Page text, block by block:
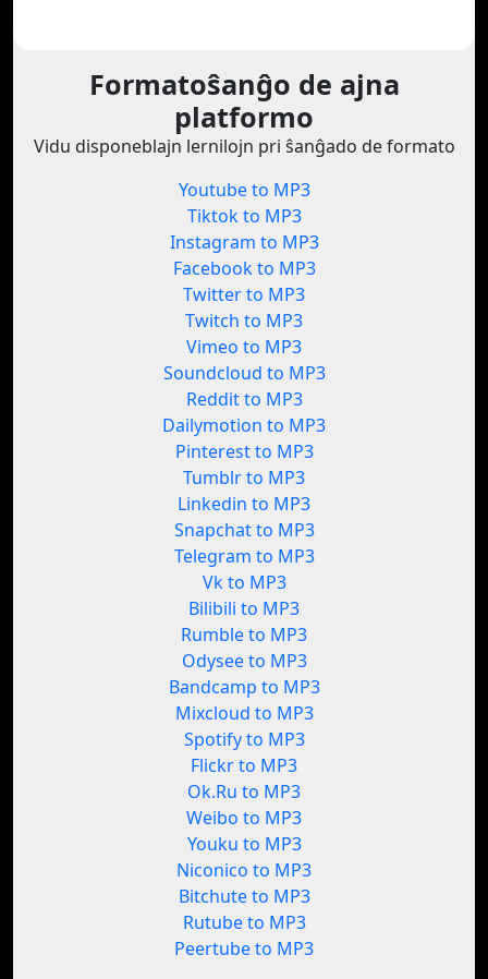
Formatoŝanĝo de ajna
platformo
Vidu disponeblajn lernilojn pri ŝanĝado de formato
Youtube to MP3
Tiktok to MP3
Instagram to MP3
Facebook to MP3
Twitter to MP3
Twitch to MP3
Vimeo to MP3
Soundcloud to MP3
Reddit to MP3
Dailymotion to MP3
Pinterest to MP3
Tumblr to MP3
Linkedin to MP3
Snapchat to MP3
Telegram to MP3
Vk to MP3
Bilibili to MP3
Rumble to MP3
Odysee to MP3
Bandcamp to MP3
Mixcloud to MP3
Spotify to MP3
Flickr to MP3
Ok.Ru to MP3
Weibo to MP3
Youku to MP3
Niconico to MP3
Bitchute to MP3
Rutube to MP3
Peertube to MP3